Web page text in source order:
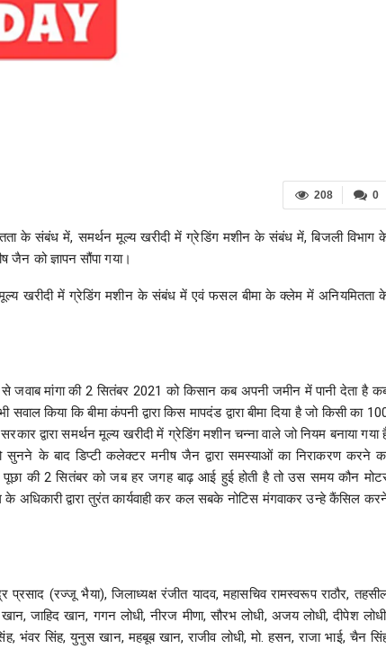
0
208
के संबंध में, समर्थन मूल्य खरीदी में ग्रेडिंग मशीन के संबंध में, बिजली विभाग
को ज्ञापन सौंपा गया।
मूल्य खरीदी में ग्रेडिंग मशीन के संबंध में एवं फसल बीमा के क्लेम में अनियमितता
जवाब मांगा की 2 सितंबर 2021 को किसान कब अपनी जमीन में पानी देता है
किया कि बीमा कंपनी द्वारा किस मापदंड द्वारा बीमा दिया है जो किसी का
द्वारा समर्थन मूल्य खरीदी में ग्रेडिंग मशीन चन्ना वाले जो नियम बनाया गया
के बाद डिप्टी कलेक्टर मनीष जैन द्वारा समस्याओं का निराकरण करने
की 2 सितंबर को जब हर जगह बाढ़ आई हुई होती है तो उस समय कौन
अधिकारी द्वारा तुरंत कार्यवाही कर कल सबके नोटिस मंगवाकर उन्हे कैंसिल
(रज्जू भैया), जिलाध्यक्ष रंजीत यादव, महासचिव रामस्वरूप राठौर,
जाहिद खान, गगन लोधी, नीरज मीणा, सौरभ लोधी, अजय लोधी, दीपेश
भंवर सिंह, युनुस खान, महबूब खान, राजीव लोधी, मो. हसन, राजा भाई, चैन